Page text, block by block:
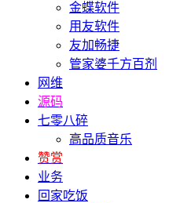
金蝶软件
用友软件
友加畅捷
管家婆千方百剂
网维
源码
七零八碎
高品质音乐
赞赏
业务
回家吃饭